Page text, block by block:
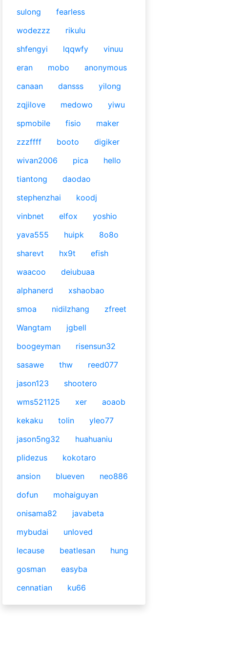
sulong
fearless
wodezzz
rikulu
shfengyi
lqqwfy
vinuu
eran
mobo
anonymous
canaan
dansss
yilong
zqjilove
medowo
yiwu
spmobile
fisio
maker
zzzffff
booto
digiker
wivan2006
pica
hello
tiantong
daodao
stephenzhai
koodj
vinbnet
elfox
yoshio
yava555
huipk
8o8o
sharevt
hx9t
efish
waacoo
deiubuaa
alphanerd
xshaobao
smoa
nidilzhang
zfreet
Wangtam
jgbell
boogeyman
risensun32
sasawe
thw
reed077
jason123
shootero
wms521125
xer
aoaob
kekaku
tolin
yleo77
jason5ng32
huahuaniu
plidezus
kokotaro
ansion
blueven
neo886
dofun
mohaiguyan
onisama82
javabeta
mybudai
unloved
lecause
beatlesan
hung
gosman
easyba
cennatian
ku66